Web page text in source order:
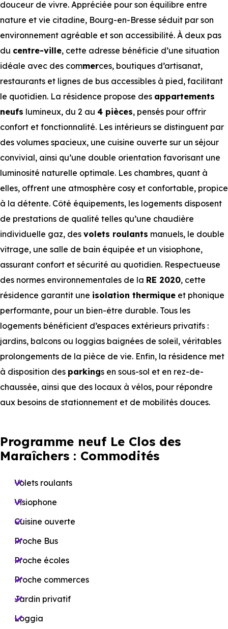
douceur de vivre. Appréciée pour son équilibre entre
nature et vie citadine, Bourg-en-Bresse séduit par son
environnement agréable et son accessibilité. À deux pas
du centre-ville, cette adresse bénéficie d’une situation
idéale avec des commerces, boutiques d’artisanat,
restaurants et lignes de bus accessibles à pied, facilitant
le quotidien. La résidence propose des appartements
neufs lumineux, du 2 au 4 pièces, pensés pour offrir
confort et fonctionnalité. Les intérieurs se distinguent par
des volumes spacieux, une cuisine ouverte sur un séjour
convivial, ainsi qu’une double orientation favorisant une
luminosité naturelle optimale. Les chambres, quant à
elles, offrent une atmosphère cosy et confortable, propice
à la détente. Côté équipements, les logements disposent
de prestations de qualité telles qu’une chaudière
individuelle gaz, des volets roulants manuels, le double
vitrage, une salle de bain équipée et un visiophone,
assurant confort et sécurité au quotidien. Respectueuse
des normes environnementales de la RE 2020, cette
résidence garantit une isolation thermique et phonique
performante, pour un bien-être durable. Tous les
logements bénéficient d’espaces extérieurs privatifs :
jardins, balcons ou loggias baignées de soleil, véritables
prolongements de la pièce de vie. Enfin, la résidence met
à disposition des parkings en sous-sol et en rez-de-
chaussée, ainsi que des locaux à vélos, pour répondre
aux besoins de stationnement et de mobilités douces.
Programme neuf Le Clos des
Maraîchers : Commodités
Volets roulants
Visiophone
Cuisine ouverte
Proche Bus
Proche écoles
Proche commerces
Jardin privatif
Loggia